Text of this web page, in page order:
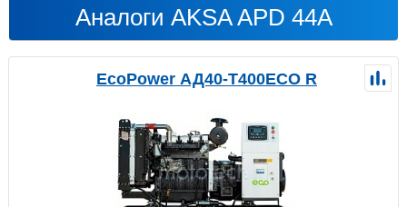
Аналоги AKSA APD 44A
EcoPower АД40-T400ECO R